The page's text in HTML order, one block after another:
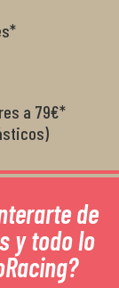
a 79€*
de
y todo lo